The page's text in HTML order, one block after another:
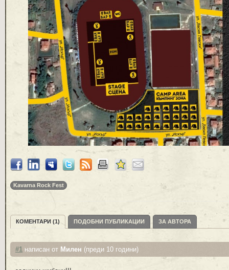
Kavarna Rock Fest
КОМЕНТАРИ (1) ПОДОБНИ ПУБЛИКАЦИИ ЗА АВТОРА
#1 написан от Милен (преди 10 години)